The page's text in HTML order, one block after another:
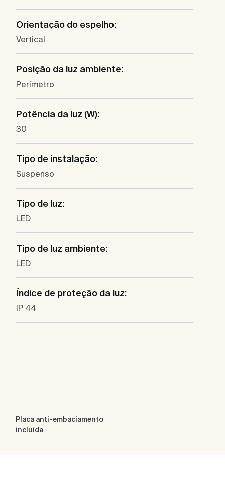
Orientação do espelho:
Vertical
Posição da luz ambiente:
Perímetro
Potência da luz (W):
30
Tipo de instalação:
Suspenso
Tipo de luz:
LED
Tipo de luz ambiente:
LED
Índice de proteção da luz:
IP 44
Placa anti-embaciamento
incluída